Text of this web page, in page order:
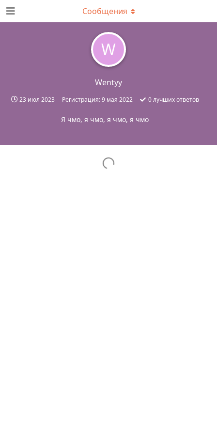
W
Wentyy
23 июл 2023 Регистрация:9 мая 2022 0лучших ответов
Я чмо, я чмо, я чмо, я чмо
Сообщения